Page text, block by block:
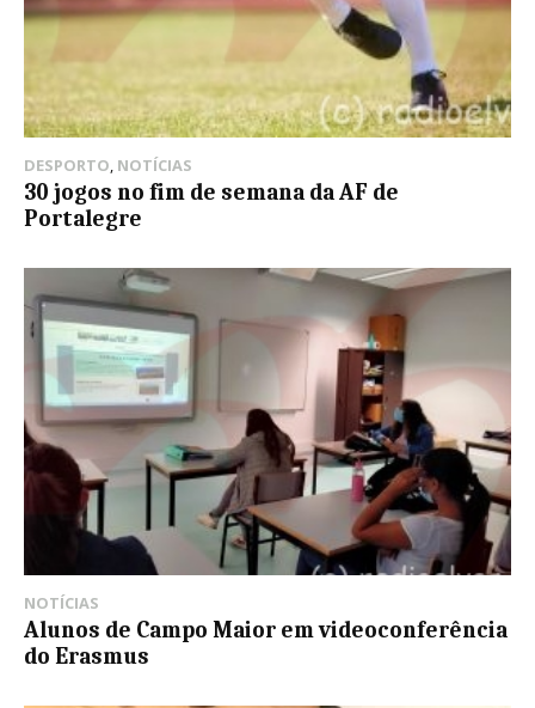
DESPORTO NOTÍCIAS
30 jogos no fim de semana da AF de
Portalegre
NOTÍCIAS
Alunos de Campo Maior em videoconferência
do Erasmus